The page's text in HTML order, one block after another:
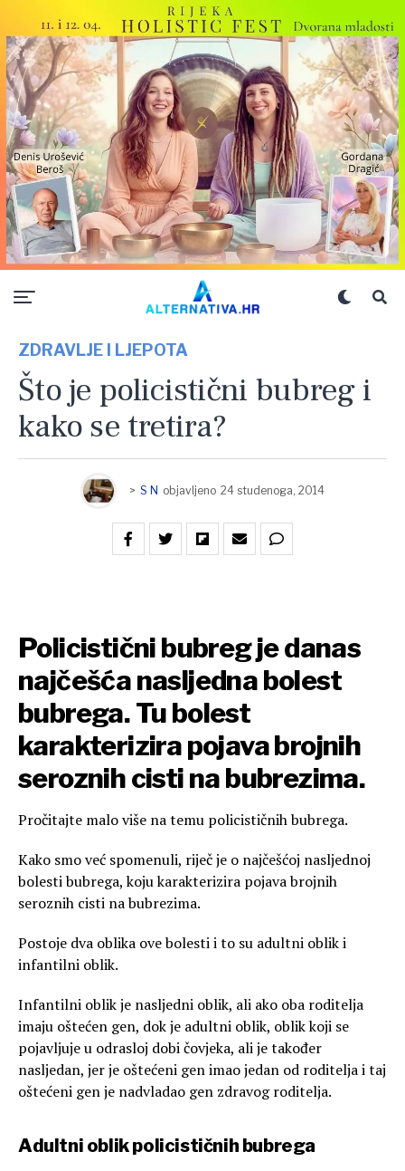
ZDRAVLJE I LJEPOTA
Što je policistični bubreg i
kako se tretira?
> S N objavljeno 24 studenoga, 2014
Policistični bubreg je danas
najčešća nasljedna bolest
bubrega. Tu bolest
karakterizira pojava brojnih
seroznih cisti na bubrezima.
Pročitajte malo više na temu policističnih bubrega.
Kako smo već spomenuli, riječ je o najčešćoj nasljednoj
bolesti bubrega, koju karakterizira pojava brojnih
seroznih cisti na bubrezima.
Postoje dva oblika ove bolesti i to su adultni oblik i
infantilni oblik.
Infantilni oblik je nasljedni oblik, ali ako oba roditelja
imaju oštećen gen, dok je adultni oblik, oblik koji se
pojavljuje u odrasloj dobi čovjeka, ali je također
nasljedan, jer je oštećeni gen imao jedan od roditelja i taj
oštećeni gen je nadvladao gen zdravog roditelja.
Adultni oblik policističnih bubrega